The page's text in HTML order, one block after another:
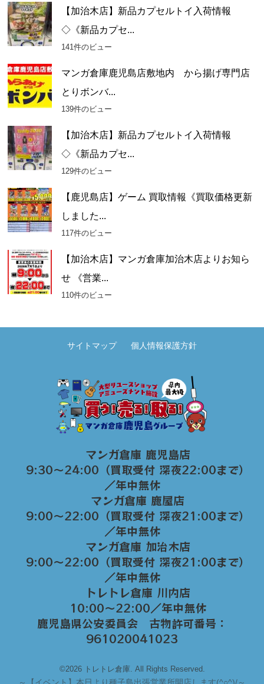
【加治木店】新品カプセルトイ入荷情報
◇《新品カプセ...
141件のビュー
マンガ倉庫鹿児島店敷地内 から揚げ専門店
とりボンバ...
139件のビュー
【加治木店】新品カプセルトイ入荷情報
◇《新品カプセ...
129件のビュー
【鹿児島店】ゲーム 買取情報《買取価格更新
しました...
117件のビュー
【加治木店】マンガ倉庫加治木店よりお知ら
せ 《営業...
110件のビュー
サイトマップ 個人情報保護方針
マンガ倉庫 鹿児島店
9:30～24:00（買取受付 深夜22:00まで）
／年中無休
マンガ倉庫 鹿屋店
9:00～22:00（買取受付 深夜21:00まで）
／年中無休
マンガ倉庫 加治木店
9:00〜22:00（買取受付 深夜21:00まで）
／年中無休
トレトレ倉庫 川内店
10:00〜22:00／年中無休
鹿児島県公安委員会 古物許可番号：
961020041023
©2026 トレトレ倉庫. All Rights Reserved.